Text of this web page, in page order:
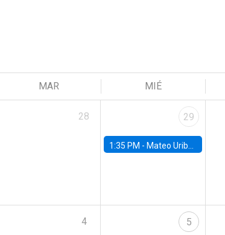
MAR MIÉ
28 29
1:35 PM - Mateo Uribe-Castro, Universidad de los Andes (Colombia)
4 5